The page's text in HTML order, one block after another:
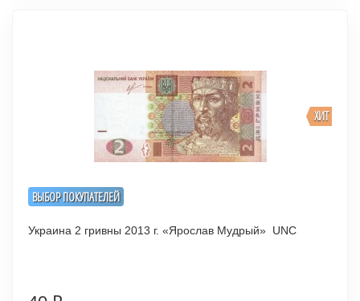
ВЫБОР ПОКУПАТЕЛЕЙ
ХИТ
Украина 2 гривны 2013 г. «Ярослав Мудрый» UNC